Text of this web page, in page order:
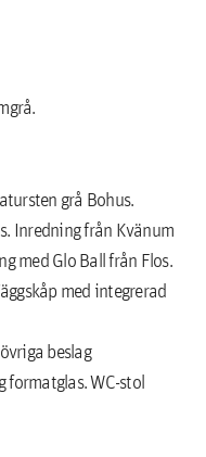
grå Bohus.
Inredning från Kvänum
med Glo Ball från Flos.
med integrerad
beslag
formatglas. WC-stol